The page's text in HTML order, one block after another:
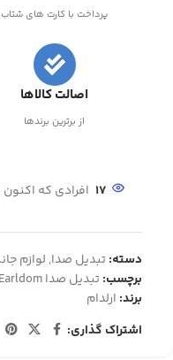
پرداخت با کارت های شتاب
اصالت کالاها
از برترین برندها
17 افرادی که
دسته:تبدیل صدا, لوازم
برچسب:تبدیل صدا Earldom
برند: ارلدام
اشتراک گذاری: